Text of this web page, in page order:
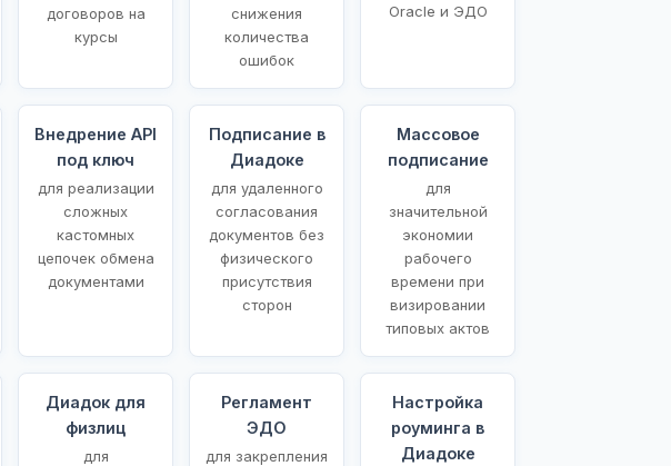
договоров на
курсы
снижения
количества
ошибок
Oracle и ЭДО
Внедрение API
под ключ
для реализации
сложных
кастомных
цепочек обмена
документами
Подписание в
Диадоке
для удаленного
согласования
документов без
физического
присутствия
сторон
Массовое
подписание
для
значительной
экономии
рабочего
времени при
визировании
типовых актов
Диадок для
физлиц
для
Регламент
ЭДО
для закрепления
Настройка
роуминга в
Диадоке